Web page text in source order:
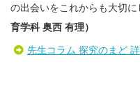
の出会いをこれからも大切に
育学科 奥西 有理）
先生コラム 探究のまど